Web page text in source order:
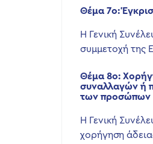
Θέμα 7ο:
Η Γενική
συμμετοχή της
Θέμα 8ο:
συναλλαγών ή
των προσώπων
Η Γενική
χορήγηση